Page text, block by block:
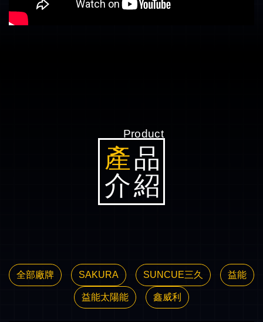
Product
產品
介紹
全部廠牌 SAKURA SUNCUE三久 益能
益能太陽能 鑫威利